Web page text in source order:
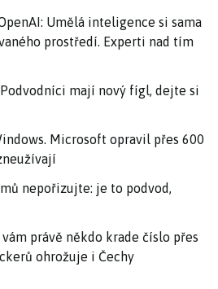
Umělá inteligence si sama
prostředí. Experti nad tím
mají nový fígl, dejte si
Microsoft opravil přes 600
nepořizujte: je to podvod,
právě někdo krade číslo přes
ohrožuje i Čechy